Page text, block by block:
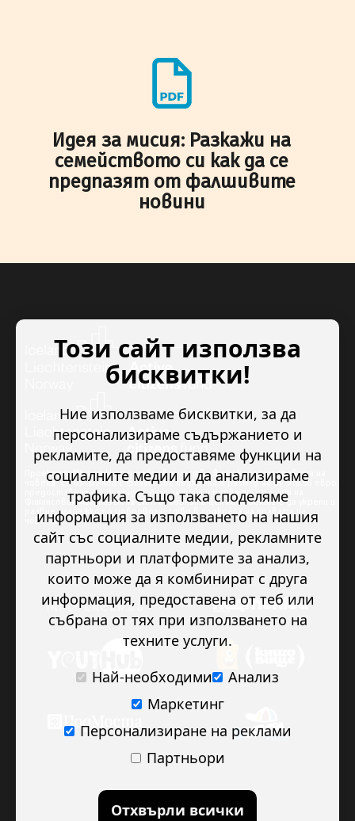
Идея за мисия: Разкажи на
семейството си как да се
предпазят от фалшивите
новини
Проектът “Младежкото доброволчество в подкрепа на правата на
човека” се изпълнява с финансова подкрепа в размер на 89 978.50 евро,
предоставена от Исландия, Лихтенщайн и Норвегия по линия на
Финансовия механизъм на ЕИП. Основната цел на проекта е да укрепи и
развие младежкото доброволчество в подкрепа на правата на
човека.
Този сайт използва
бисквитки!
Ние използваме бисквитки, за да
персонализираме съдържанието и
рекламите, да предоставяме функции на
социалните медии и да анализираме
трафика. Също така споделяме
информация за използването на нашия
сайт със социалните медии, рекламните
партньори и платформите за анализ,
които може да я комбинират с друга
информация, предоставена от теб или
събрана от тях при използването на
техните услуги.
Най-необходими
Анализ
Маркетинг
Персонализиране на реклами
Партньори
Отхвърли всички